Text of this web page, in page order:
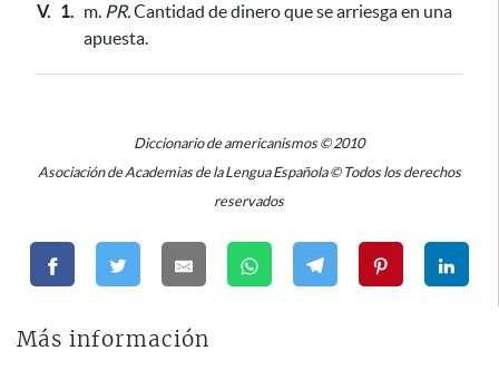
V. 1. m. PR.Cantidad de dinero que se arriesga en una
apuesta.
Diccionario de americanismos © 2010
Asociación de Academias de la Lengua Española © Todos los derechos
reservados
Más información